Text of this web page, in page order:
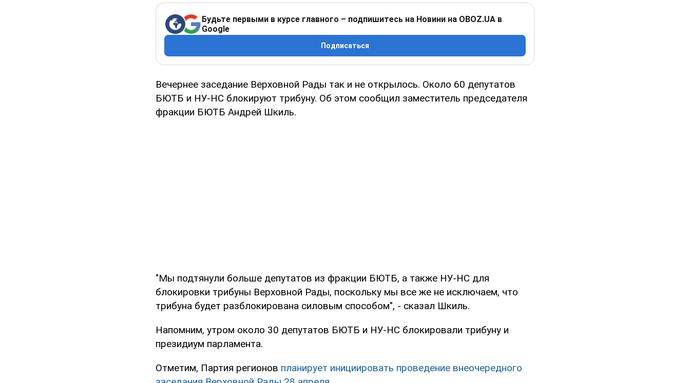
Будьте первыми в курсе главного – подпишитесь на Новини на OBOZ.UA в
Google
Подписаться
Вечернее заседание Верховной Рады так и не открылось. Около 60 депутатов
БЮТБ и НУ-НС блокируют трибуну. Об этом сообщил заместитель председателя
фракции БЮТБ Андрей Шкиль.
"Мы подтянули больше депутатов из фракции БЮТБ, а также НУ-НС для
блокировки трибуны Верховной Рады, поскольку мы все же не исключаем, что
трибуна будет разблокирована силовым способом", - сказал Шкиль.
Напомним, утром около 30 депутатов БЮТБ и НУ-НС блокировали трибуну и
президиум парламента.
Отметим, Партия регионов планирует инициировать проведение внеочередного